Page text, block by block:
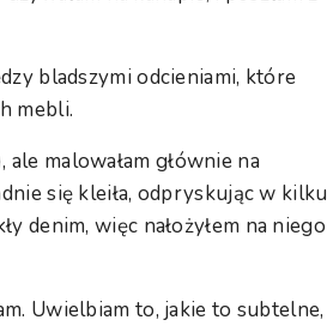
bladszymi odcieniami, które
mebli.
malowałam głównie na
się kleiła, odpryskując w kilku
denim, więc nałożyłem na niego
Uwielbiam to, jakie to subtelne,